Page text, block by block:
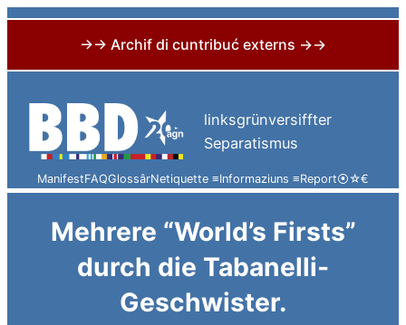
→→ Archif di cuntribuć externs →→
content
linksgrünversiffter
Separatismus
ManifestFAQGlossârNetiquette ≡Informaziuns ≡Report⦿☆€
Mehrere “World’s Firsts”
durch die Tabanelli-
Geschwister.